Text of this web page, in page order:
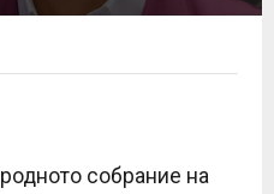
собрание на